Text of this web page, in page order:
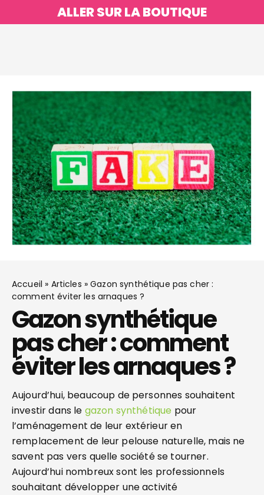
ALLER SUR LA BOUTIQUE
Accueil » Articles »Gazon synthétique pas cher :
comment éviter les arnaques ?
Gazon synthétique
pas cher : comment
éviter les arnaques ?
Aujourd’hui, beaucoup de personnes souhaitent
investir dans le gazon synthétique pour
l’aménagement de leur extérieur en
remplacement de leur pelouse naturelle, mais ne
savent pas vers quelle société se tourner.
Aujourd’hui nombreux sont les professionnels
souhaitant développer une activité